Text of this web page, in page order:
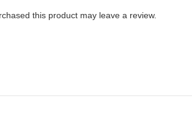
this product may leave a review.